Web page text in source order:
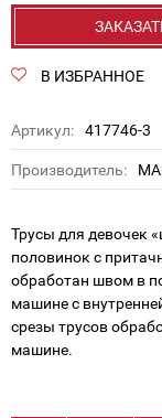
В ИЗБРАННОЕ
Артикул: 417746-3
Производитель:
Трусы для девочек
половинок с
обработан швом в
машине с
срезы трусов
машине.